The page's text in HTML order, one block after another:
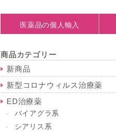
医薬品の個人輸入
商品カテゴリー
新商品
新型コロナウィルス治療薬
ED治療薬
バイアグラ系
シアリス系